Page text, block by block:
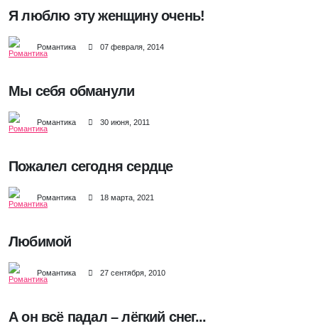
Я люблю эту женщину очень!
Романтика 07 февраля, 2014
Мы себя обманули
Романтика 30 июня, 2011
Пожалел сегодня сердце
Романтика 18 марта, 2021
Любимой
Романтика 27 сентября, 2010
А он всё падал – лёгкий снег...